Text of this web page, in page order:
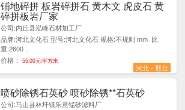
铺地碎拼 板岩碎拼石 黄木文 虎皮石 黄
碎拼板岩厂家
公司:内丘县泓峰石材加工厂
品牌:河北文化石 型号:河北文化石 规格:不规则 mm 比
重:2600 ..
价格：
55.00元/平方米
河北 - 邢台
喷砂除锈石英砂 喷砂除锈**石英砂
公司:马山县林圩镇乐意锰砂滤料厂